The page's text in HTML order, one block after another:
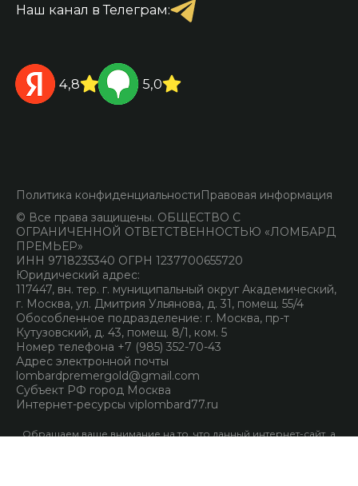
Наш канал в Телеграм:
4,8 5,0
Политика конфиденциальностиПравовая информация
© Все права защищены. ОБЩЕСТВО С
ОГРАНИЧЕННОЙ ОТВЕТСТВЕННОСТЬЮ «ЛОМБАРД
ПРЕМЬЕР»
ИНН 9718235340 ОГРН 1237700655720
Юридический адрес:
117447, вн. тер. г. муниципальный округ Академический,
г. Москва, ул. Дмитрия Ульянова, д. 31, помещ. 55/4
Обособленное подразделение: г. Москва, пр-т
Кутузовский, д. 43, помещ. 8/1, ком. 5
Номер телефона +7 (985) 352-70-43
Адрес электронной почты
lombardpremergold@gmail.com
Субъект РФ город Москва
Интернет-ресурсы viplombard77.ru
Обращаем ваше внимание на то, что данный интернет-сайт, а